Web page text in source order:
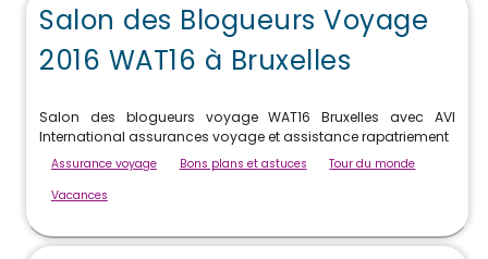
Salon des Blogueurs Voyage
2016 WAT16 à Bruxelles
Salon des blogueurs voyage WAT16 Bruxelles avec AVI
International assurances voyage et assistance rapatriement
Assurance voyage Bons plans et astuces
Tour du monde
Vacances